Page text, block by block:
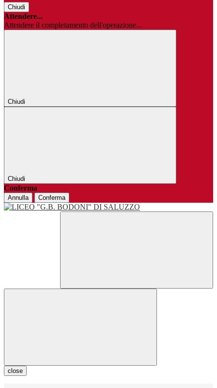
Chiudi
Attendere...
Attendere il completamento dell'operazione...
Chiudi
Chiudi
Conferma
Annulla Conferma
close